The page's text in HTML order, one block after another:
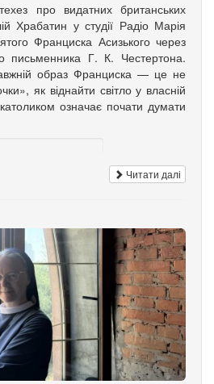
про видатних британських
Храбатин у студії Радіо Марія
Франциска Асизького через
письменника Г. К. Честертона.
образ Франциска — це не
як віднайти світло у власній
означає почати думати
Читати далі